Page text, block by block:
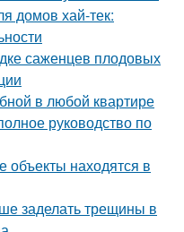
домов хай-тек:
саженцев плодовых
в любой квартире
руководство по
объекты находятся в
заделать трещины в